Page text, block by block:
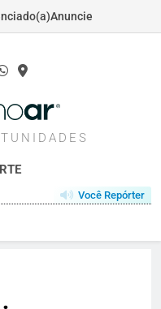
Anuncie
Você Repórter